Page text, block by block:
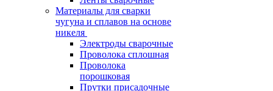
Материалы для сварки
чугуна и сплавов на основе
никеля
Электроды сварочные
Проволока сплошная
Проволока
порошковая
Прутки присадочные